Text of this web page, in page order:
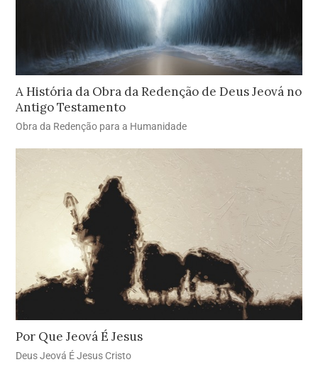
A História da Obra da Redenção de Deus Jeová no
Antigo Testamento
Obra da Redenção para a Humanidade
Por Que Jeová É Jesus
Deus Jeová É Jesus Cristo